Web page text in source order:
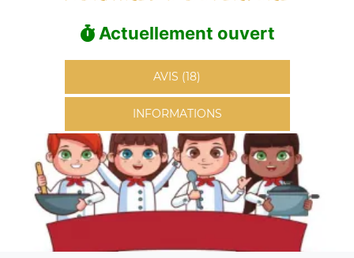
Actuellement ouvert
AVIS (18)
INFORMATIONS